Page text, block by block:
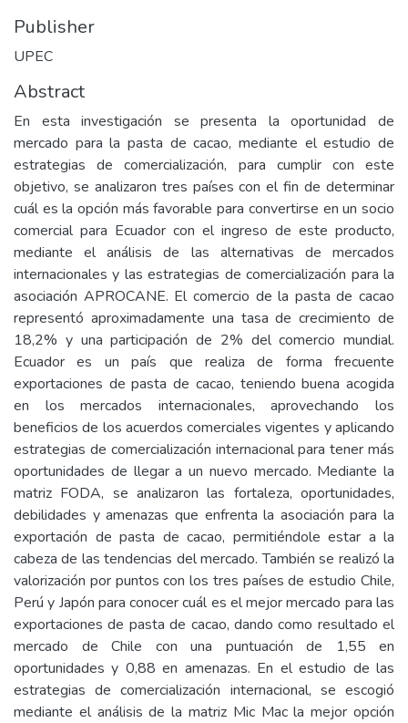
Publisher
UPEC
Abstract
En esta investigación se presenta la oportunidad de
mercado para la pasta de cacao, mediante el estudio de
estrategias de comercialización, para cumplir con este
objetivo, se analizaron tres países con el fin de determinar
cuál es la opción más favorable para convertirse en un socio
comercial para Ecuador con el ingreso de este producto,
mediante el análisis de las alternativas de mercados
internacionales y las estrategias de comercialización para la
asociación APROCANE. El comercio de la pasta de cacao
representó aproximadamente una tasa de crecimiento de
18,2% y una participación de 2% del comercio mundial.
Ecuador es un país que realiza de forma frecuente
exportaciones de pasta de cacao, teniendo buena acogida
en los mercados internacionales, aprovechando los
beneficios de los acuerdos comerciales vigentes y aplicando
estrategias de comercialización internacional para tener más
oportunidades de llegar a un nuevo mercado. Mediante la
matriz FODA, se analizaron las fortaleza, oportunidades,
debilidades y amenazas que enfrenta la asociación para la
exportación de pasta de cacao, permitiéndole estar a la
cabeza de las tendencias del mercado. También se realizó la
valorización por puntos con los tres países de estudio Chile,
Perú y Japón para conocer cuál es el mejor mercado para las
exportaciones de pasta de cacao, dando como resultado el
mercado de Chile con una puntuación de 1,55 en
oportunidades y 0,88 en amenazas. En el estudio de las
estrategias de comercialización internacional, se escogió
mediante el análisis de la matriz Mic Mac la mejor opción